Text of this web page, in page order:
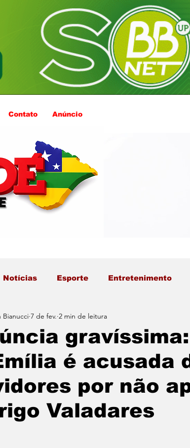
Contato Anúncio
Notícias Esporte Entretenimento
é acusada
por não
Valadares
Bianucci 7 de fev. 2 min de leitura